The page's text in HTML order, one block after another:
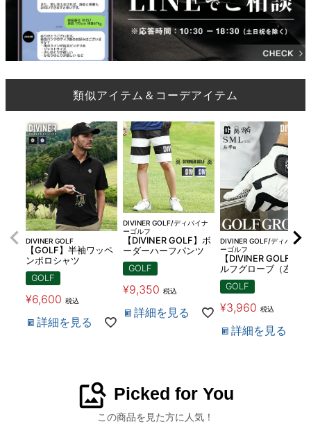
類似アイテム＆コーデアイテム
DIVINER GOLF
【GOLF】半袖ワッペ
ンポロシャツ
GOLF
¥6,600 税込
詳細を見る
DIVINER GOLF/ディバイナ
ーゴルフ
【DIVINER GOLF】ボ
ーダーハーフパンツ
GOLF
¥9,350 税込
詳細を見る
DIVINER GOLF/ディバイナ
ーゴルフ
【DIVINER GOLF】ゴ
ルフグローブ（左手）
GOLF
¥3,960 税込
詳細を見る
image_search Picked for You
この商品を見た方に人気！